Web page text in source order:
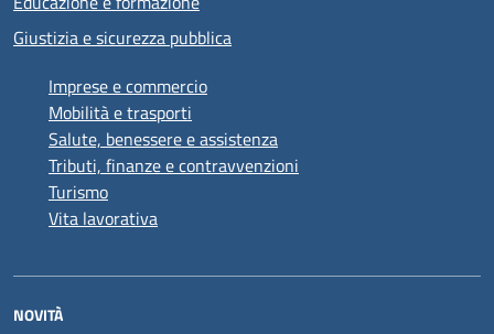
Giustizia e sicurezza pubblica
Imprese e commercio
Mobilità e trasporti
Salute, benessere e assistenza
Tributi, finanze e contravvenzioni
Turismo
Vita lavorativa
NOVITÀ